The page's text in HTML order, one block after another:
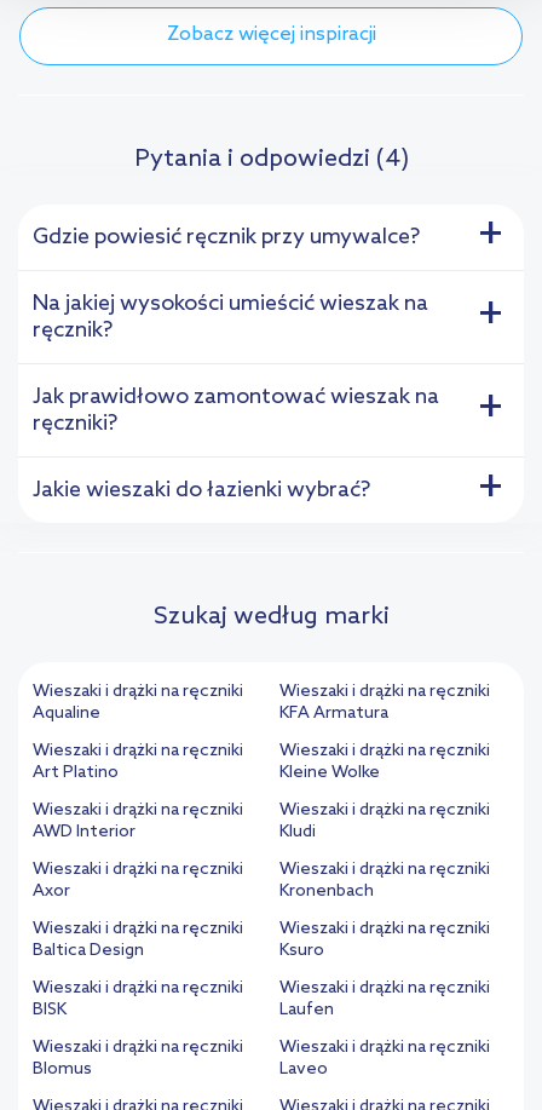
przejdź do zakładek „Informacje o plikach cookie”.
Zobacz więcej inspiracji
Pytania i odpowiedzi (4)
Gdzie powiesić ręcznik przy umywalce? +
Na jakiej wysokości umieścić wieszak na
ręcznik?
+
Jak prawidłowo zamontować wieszak na
ręczniki?
+
Jakie wieszaki do łazienki wybrać? +
Szukaj według marki
Wieszaki i drążki na ręczniki
Aqualine
Wieszaki i drążki na ręczniki
Art Platino
Wieszaki i drążki na ręczniki
AWD Interior
Wieszaki i drążki na ręczniki
Axor
Wieszaki i drążki na ręczniki
Baltica Design
Wieszaki i drążki na ręczniki
BISK
Wieszaki i drążki na ręczniki
Blomus
Wieszaki i drążki na ręczniki
KFA Armatura
Wieszaki i drążki na ręczniki
Kleine Wolke
Wieszaki i drążki na ręczniki
Kludi
Wieszaki i drążki na ręczniki
Kronenbach
Wieszaki i drążki na ręczniki
Ksuro
Wieszaki i drążki na ręczniki
Laufen
Wieszaki i drążki na ręczniki
Laveo